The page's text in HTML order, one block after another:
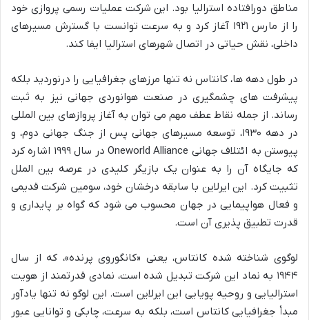
مناطق دورافتاده استرالیا بود. این شرکت عملیات رسمی پروازی خود
را از مارس ۱۹۲۱ آغاز کرد و به سرعت توانست با گسترش مسیرهای
داخلی، نقش حیاتی در اتصال شهرهای استرالیا ایفا کند.
در طول دهه ها، کانتاس نه تنها مرزهای جغرافیایی را درنوردید بلکه
پیشرفت های چشمگیری در صنعت هوانوردی جهانی نیز به ثبت
رساند. از جمله نقاط عطف مهم می توان به آغاز پروازهای بین المللی
در دهه ۱۹۳۰، توسعه مسیرهای جهانی پس از جنگ جهانی دوم، و
پیوستن به ائتلاف جهانی Oneworld Alliance در سال ۱۹۹۹ اشاره کرد
که جایگاه آن را به عنوان یک بازیگر کلیدی در عرصه بین الملل
تثبیت کرد. این ایرلاین با سابقه درخشان خود، سومین شرکت قدیمی
و فعال هواپیمایی در جهان محسوب می شود که گواه بر پایداری و
قدرت تطبیق پذیری آن است.
لوگوی شناخته شده کانتاس، یعنی «کانگوروی پرنده»، که از سال
۱۹۴۴ به نماد این شرکت تبدیل شده است، نمادی قدرتمند از هویت
استرالیایی و روحیه پویایی این ایرلاین است. این لوگو نه تنها یادآور
مبدأ جغرافیایی کانتاس است، بلکه به سرعت، چابکی و توانایی عبور